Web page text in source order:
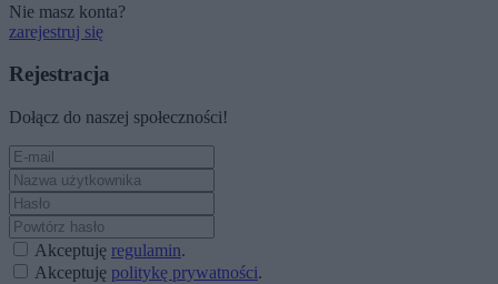
Nie masz konta?
zarejestruj się
Rejestracja
Dołącz do naszej społeczności!
Akceptuję regulamin.
Akceptuję politykę prywatności.